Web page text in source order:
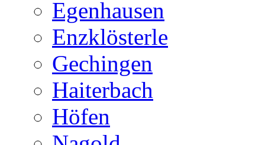
Egenhausen
Enzklösterle
Gechingen
Haiterbach
Höfen